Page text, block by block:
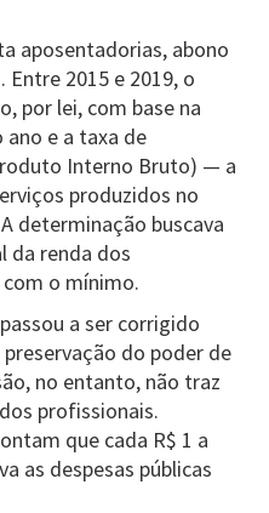
aposentadorias, abono
2015 e 2019, o
por lei, com base na
ano e a taxa de
Interno Bruto) — a
produzidos no
determinação buscava
da renda dos
o mínimo.
a ser corrigido
do poder de
no entanto, não traz
profissionais.
que cada R$ 1 a
as despesas públicas